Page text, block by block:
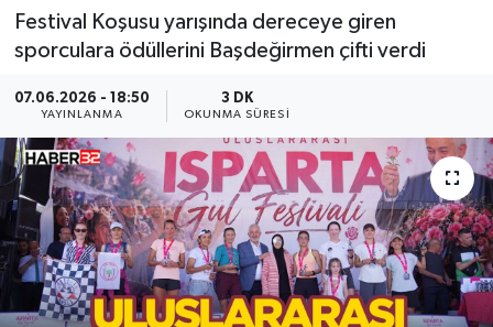
Festival Koşusu yarışında dereceye giren
sporculara ödüllerini Başdeğirmen çifti verdi
07.06.2026 - 18:50
YAYINLANMA
3 DK
OKUNMA SÜRESI
BİLİM VE TEKNOLOJİ
GENEL
Güncel
HABERDE İNSAN
İlginç
Tüm Manşetler
Haber Arşivi